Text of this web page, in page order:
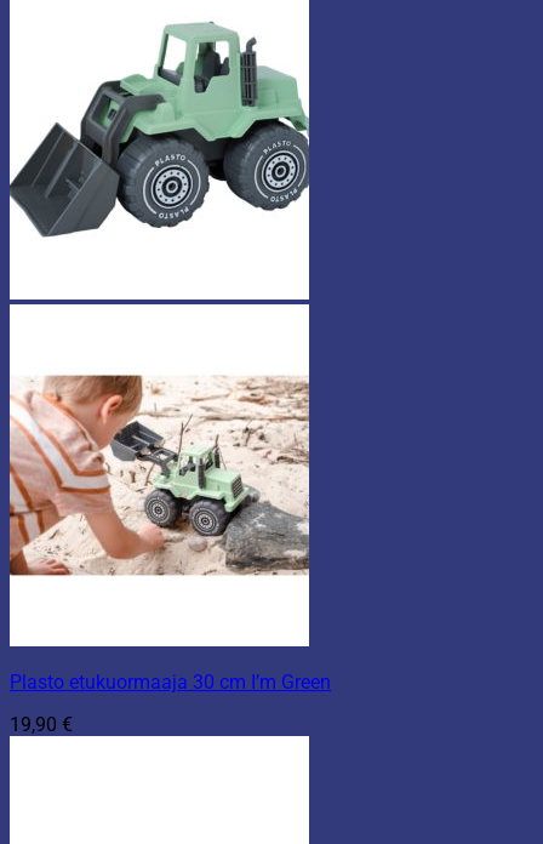
Plasto etukuormaaja 30 cm I’m Green
19,90 €